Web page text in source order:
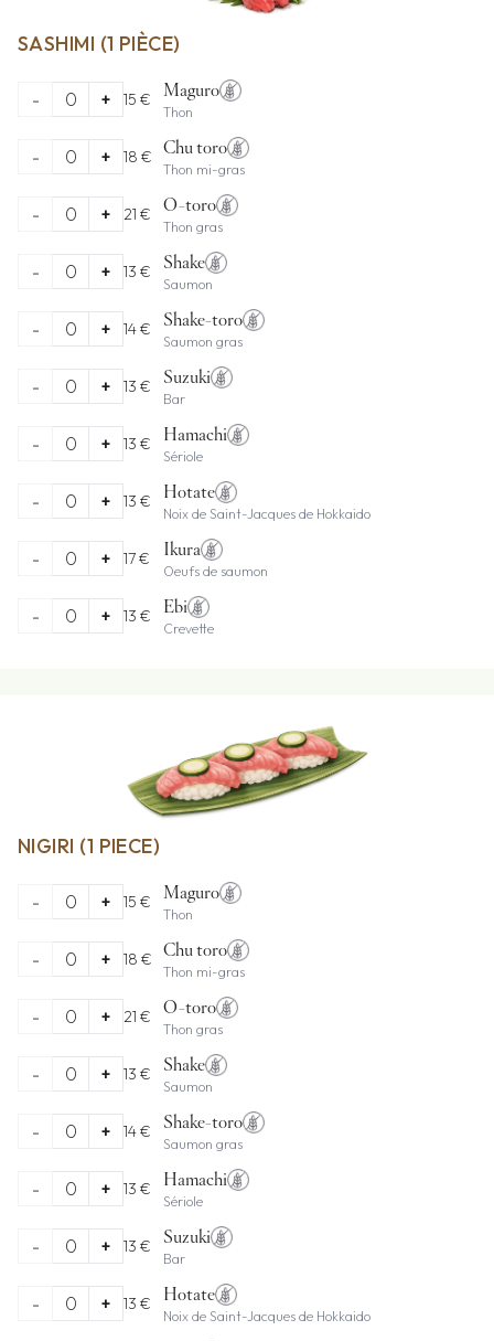
SASHIMI (1 PIÈCE)
- 0 + 15 € Maguro
Thon
- 0 + 18 € Chu toro
Thon mi-gras
- 0 + 21 € O-toro
Thon gras
- 0 + 13 € Shake
Saumon
- 0 + 14 € Shake-toro
Saumon gras
- 0 + 13 € Suzuki
Bar
- 0 + 13 € Hamachi
Sériole
- 0 + 13 € Hotate
Noix de Saint-Jacques de Hokkaido
- 0 + 17 € Ikura
Oeufs de saumon
- 0 + 13 € Ebi
Crevette
NIGIRI (1 PIECE)
- 0 + 15 € Maguro
Thon
- 0 + 18 € Chu toro
Thon mi-gras
- 0 + 21 € O-toro
Thon gras
- 0 + 13 € Shake
Saumon
- 0 + 14 € Shake-toro
Saumon gras
- 0 + 13 € Hamachi
Sériole
- 0 + 13 € Suzuki
Bar
- 0 + 13 € Hotate
Noix de Saint-Jacques de Hokkaido